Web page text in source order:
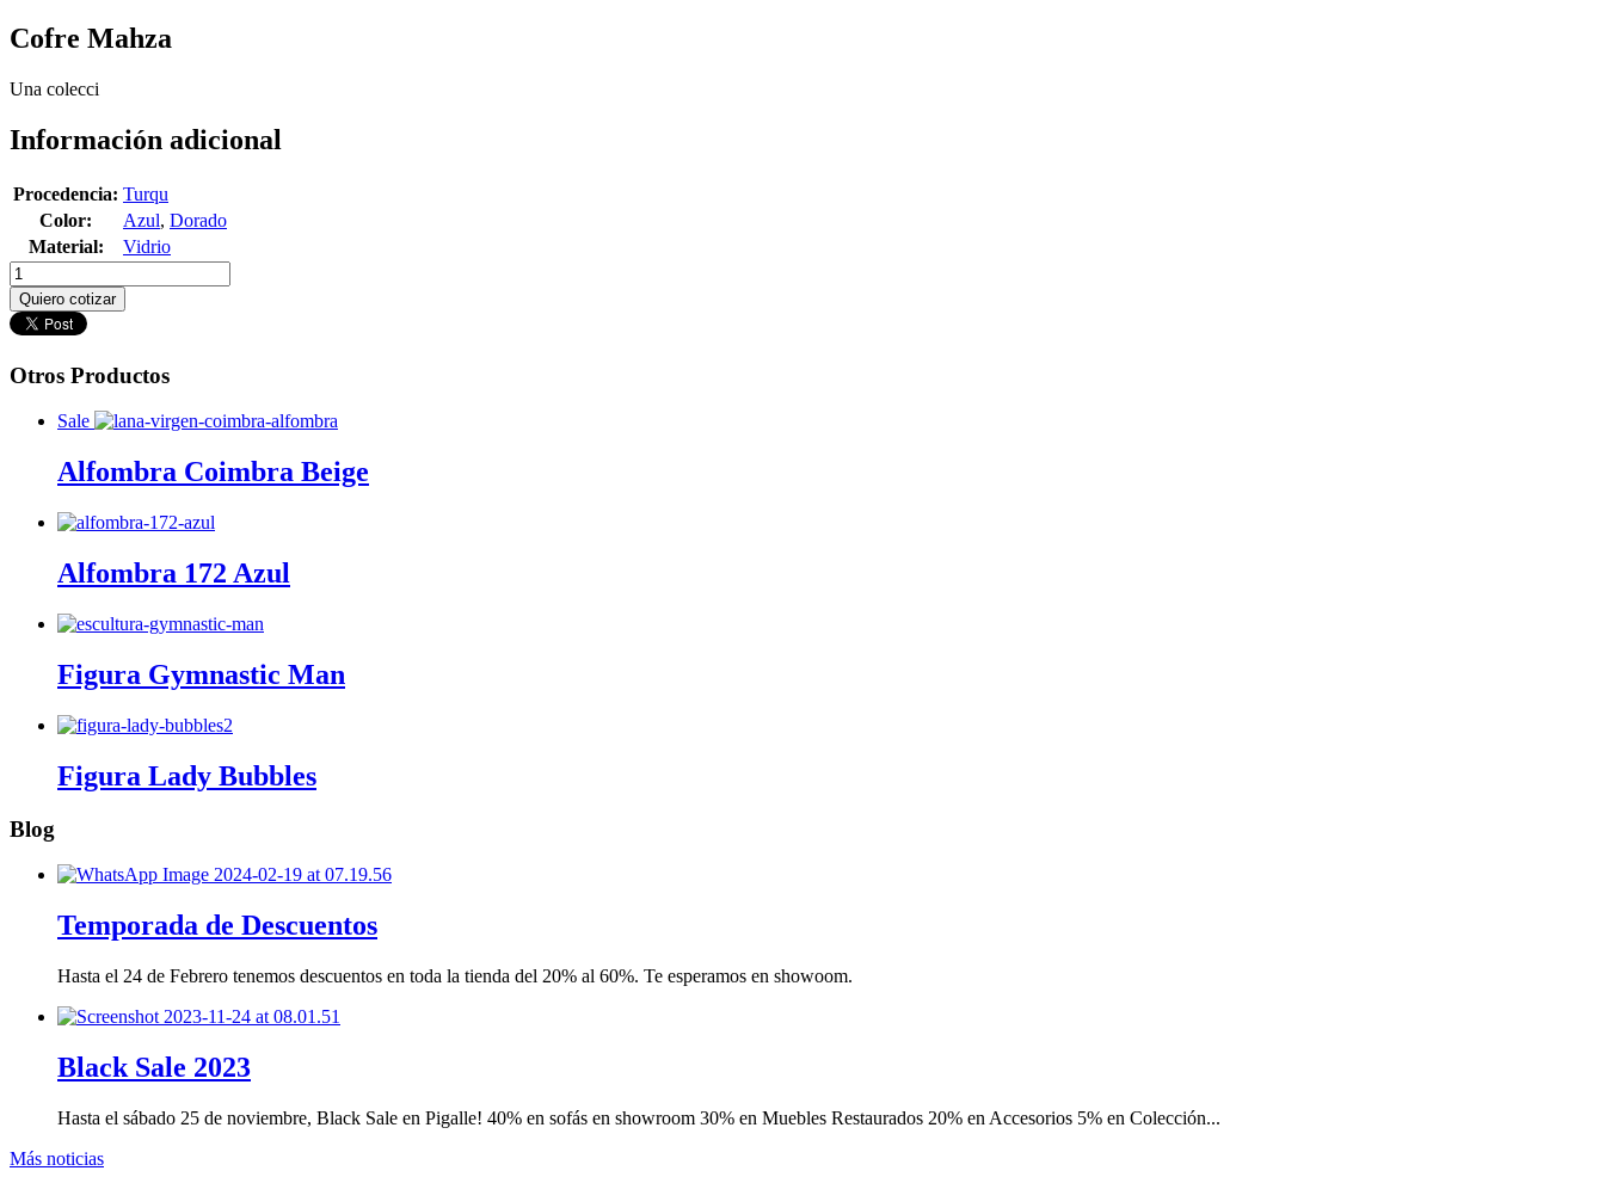
Cofre Mahza
Una colecci
Información adicional
Procedencia: Turqu
Color:
Azul, Dorado
Material:
Vidrio
Quiero cotizar
Otros Productos
Sale
Alfombra Coimbra Beige
Alfombra 172 Azul
Figura Gymnastic Man
Figura Lady Bubbles
Blog
Temporada de Descuentos
Hasta el 24 de Febrero tenemos descuentos en toda la tienda del 20% al 60%. Te esperamos en showoom.
Black Sale 2023
Hasta el sábado 25 de noviembre, Black Sale en Pigalle! 40% en sofás en showroom 30% en Muebles Restaurados 20% en Accesorios 5% en Colección...
Más noticias